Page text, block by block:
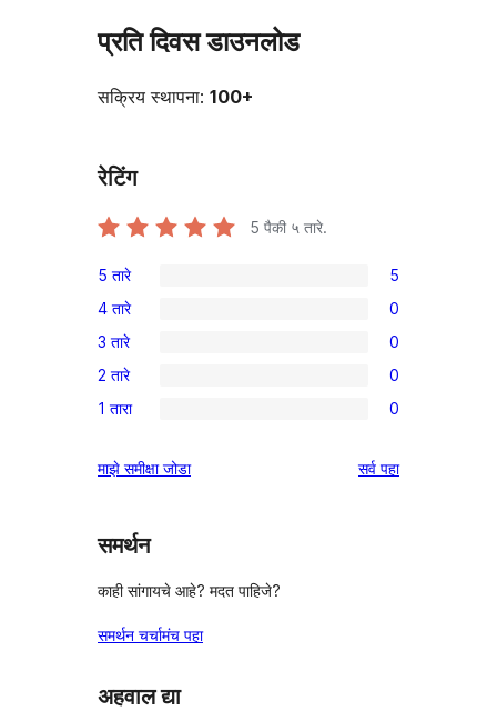
प्रति दिवस डाउनलोड
सक्रिय स्थापना: 100+
रेटिंग
5 पैकी ५ तारे.
5
5-
तारांकित
परीक्षणे
5 तारे 5
0
4-
तारांकित
परीक्षणे
4 तारे 0
0
3-
तारांकित
3 तारे 0
0
2-
परीक्षणे
2 तारे 0
0
तारांकित
1 तारा 0
माझे समीक्षा जोडा सर्वपुनरावलोकने
पहा
समर्थन
काही सांगायचे आहे? मदत पाहिजे?
समर्थन चर्चामंच पहा
अहवाल द्या